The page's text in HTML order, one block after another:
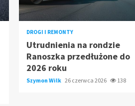
DROGI I REMONTY
Utrudnienia na rondzie
Ranoszka przedłużone do
2026 roku
Szymon Wilk 26 czerwca 2026 138